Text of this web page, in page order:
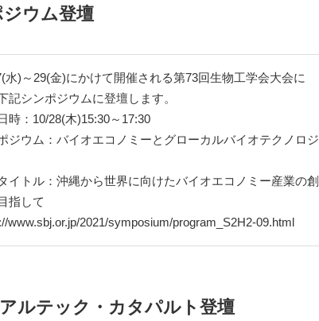
ウム登壇
水)～29(金)にかけて開催される第73回生物工学会大会に
記シンポジウムに登壇します。
時：10/28(木)15:30～17:30
ジウム：バイオエコノミーとグローカルバイオテクノロジ
イトル：沖縄から世界に向けたバイオエコノミー産業の創
指して
www.sbj.or.jp/2021/symposium/program_S2H2-09.html
ルテック・カタパルト登壇